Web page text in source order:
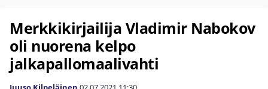
Merkkikirjailija Vladimir Nabokov
oli nuorena kelpo
jalkapallomaalivahti